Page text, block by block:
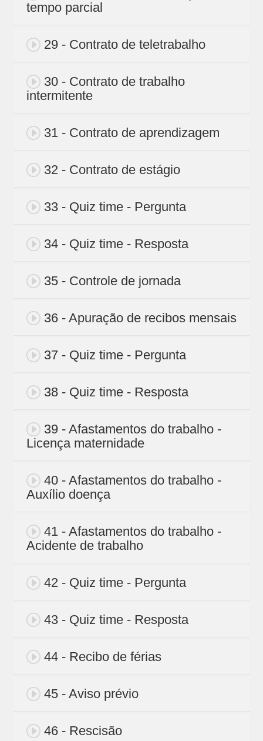
tempo parcial
29 - Contrato de teletrabalho
30 - Contrato de trabalho
intermitente
31 - Contrato de aprendizagem
32 - Contrato de estágio
33 - Quiz time - Pergunta
34 - Quiz time - Resposta
35 - Controle de jornada
36 - Apuração de recibos mensais
37 - Quiz time - Pergunta
38 - Quiz time - Resposta
39 - Afastamentos do trabalho -
Licença maternidade
40 - Afastamentos do trabalho -
Auxílio doença
41 - Afastamentos do trabalho -
Acidente de trabalho
42 - Quiz time - Pergunta
43 - Quiz time - Resposta
44 - Recibo de férias
45 - Aviso prévio
46 - Rescisão